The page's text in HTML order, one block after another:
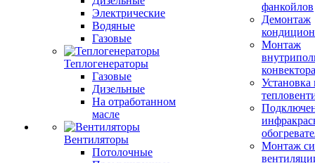
Электрические
Водяные
Газовые
Теплогенераторы
Газовые
Дизельные
На отработанном
масле
Вентиляторы
Потолочные
фанкойлов
Демонтаж
Монтаж
конвектора
Установка
Монтаж